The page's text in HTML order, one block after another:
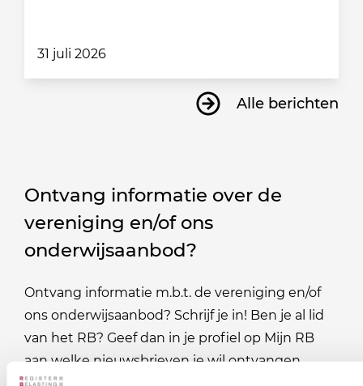
31 juli 2026
Alle berichten
Ontvang informatie over de
vereniging en/of ons
onderwijsaanbod?
Ontvang informatie m.b.t. de vereniging en/of
ons onderwijsaanbod? Schrijf je in! Ben je al lid
van het RB? Geef dan in je profiel op Mijn RB
aan welke nieuwsbrieven je wil ontvangen.